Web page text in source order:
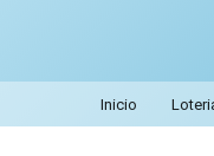
Inicio